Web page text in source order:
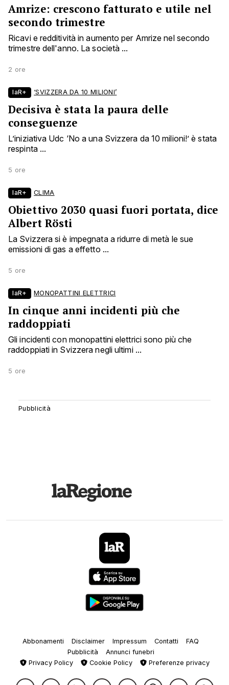
Amrize: crescono fatturato e utile nel
secondo trimestre
Ricavi e redditività in aumento per Amrize nel secondo
trimestre dell'anno. La società ...
2 ore
laR+ ‘SVIZZERA DA 10 MILIONI’
Decisiva è stata la paura delle
conseguenze
L’iniziativa Udc ‘No a una Svizzera da 10 milioni!’ è stata
respinta ...
5 ore
laR+ CLIMA
Obiettivo 2030 quasi fuori portata, dice
Albert Rösti
La Svizzera si è impegnata a ridurre di metà le sue
emissioni di gas a effetto ...
5 ore
laR+ MONOPATTINI ELETTRICI
In cinque anni incidenti più che
raddoppiati
Gli incidenti con monopattini elettrici sono più che
raddoppiati in Svizzera negli ultimi ...
5 ore
Abbonamenti Disclaimer Impressum Contatti
FAQ
Pubblicità
Annunci funebri
Privacy Policy
Cookie Policy Preferenze privacy